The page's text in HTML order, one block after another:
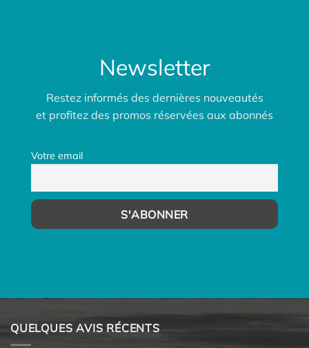
Newsletter
Restez informés des dernières nouveautés
et profitez des promos réservées aux abonnés
Votre email
QUELQUES AVIS RÉCENTS